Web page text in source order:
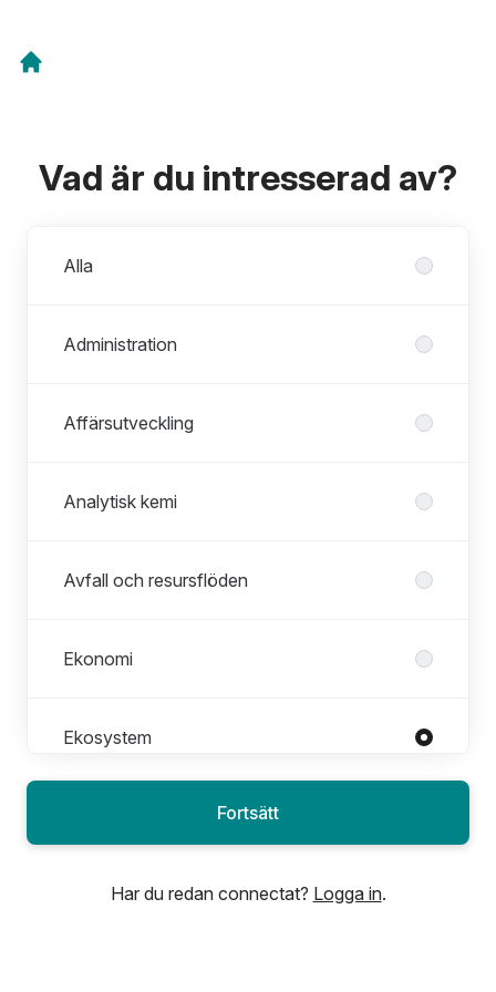
Vad är du intresserad av?
Alla
Administration
Affärsutveckling
Analytisk kemi
Avfall och resursflöden
Ekonomi
Ekosystem
EPD International
Fortsätt
Har du redan connectat? Logga in.